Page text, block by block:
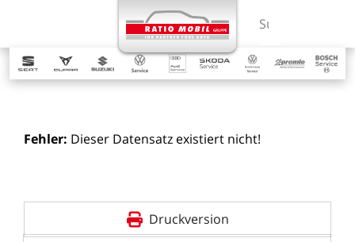
Suchbegriff
Fehler: Dieser Datensatz existiert nicht!
Druckversion